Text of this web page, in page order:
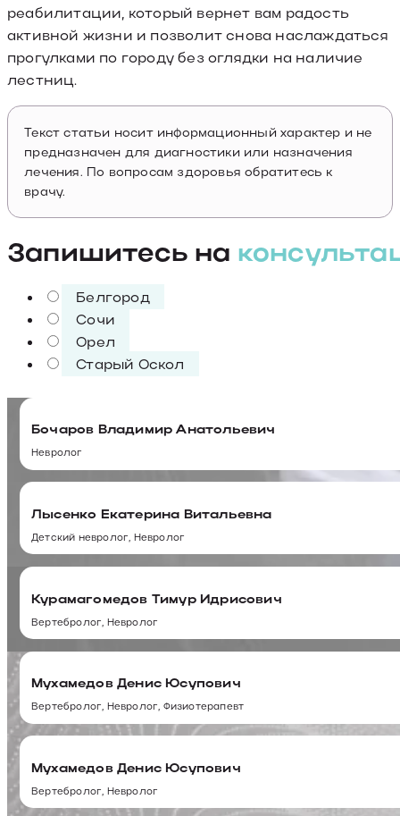
реабилитации, который вернет вам радость
активной жизни и позволит снова наслаждаться
прогулками по городу без оглядки на наличие
лестниц.
Текст статьи носит информационный характер и не
предназначен для диагностики или назначения
лечения. По вопросам здоровья обратитесь к
врачу.
Запишитесь на
Белгород
Сочи
Орел
Старый Оскол
Бочаров Владимир Анатольевич
Невролог
Лысенко Екатерина Витальевна
Детский невролог, Невролог
Курамагомедов Тимур Идрисович
Вертебролог, Невролог
Мухамедов Денис Юсупович
Вертебролог, Невролог, Физиотерапевт
Мухамедов Денис Юсупович
Вертебролог, Невролог